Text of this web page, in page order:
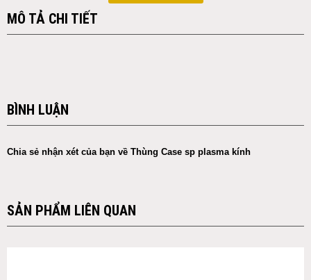
MÔ TẢ CHI TIẾT
BÌNH LUẬN
Chia sẻ nhận xét của bạn về Thùng Case sp plasma kính
SẢN PHẨM LIÊN QUAN